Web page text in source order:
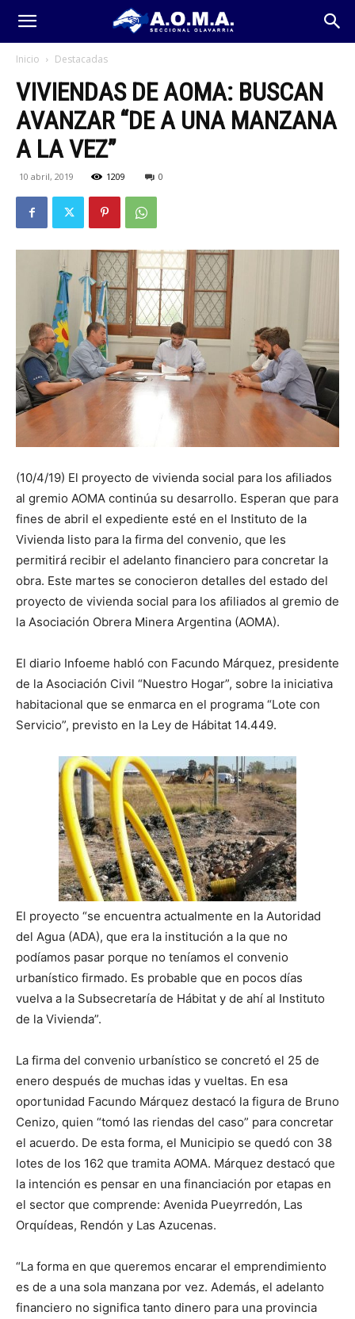
Inicio Destacadas
VIVIENDAS DE AOMA: BUSCAN
AVANZAR “DE A UNA MANZANA
A LA VEZ”
10 abril, 2019 1209 0
(10/4/19) El proyecto de vivienda social para los afiliados
al gremio AOMA continúa su desarrollo. Esperan que para
fines de abril el expediente esté en el Instituto de la
Vivienda listo para la firma del convenio, que les
permitirá recibir el adelanto financiero para concretar la
obra. Este martes se conocieron detalles del estado del
proyecto de vivienda social para los afiliados al gremio de
la Asociación Obrera Minera Argentina (AOMA).
El diario Infoeme habló con Facundo Márquez, presidente
de la Asociación Civil “Nuestro Hogar”, sobre la iniciativa
habitacional que se enmarca en el programa “Lote con
Servicio”, previsto en la Ley de Hábitat 14.449.
El proyecto “se encuentra actualmente en la Autoridad
del Agua (ADA), que era la institución a la que no
podíamos pasar porque no teníamos el convenio
urbanístico firmado. Es probable que en pocos días
vuelva a la Subsecretaría de Hábitat y de ahí al Instituto
de la Vivienda”.
La firma del convenio urbanístico se concretó el 25 de
enero después de muchas idas y vueltas. En esa
oportunidad Facundo Márquez destacó la figura de Bruno
Cenizo, quien “tomó las riendas del caso” para concretar
el acuerdo. De esta forma, el Municipio se quedó con 38
lotes de los 162 que tramita AOMA. Márquez destacó que
la intención es pensar en una financiación por etapas en
el sector que comprende: Avenida Pueyrredón, Las
Orquídeas, Rendón y Las Azucenas.
“La forma en que queremos encarar el emprendimiento
es de a una sola manzana por vez. Además, el adelanto
financiero no significa tanto dinero para una provincia